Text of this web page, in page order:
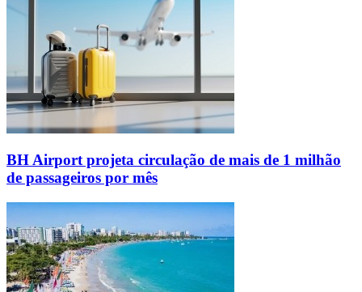
BH Airport projeta circulação de mais de 1 milhão
de passageiros por mês